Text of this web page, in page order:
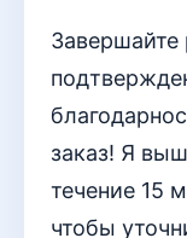
Завершайте
заказ! Я
течение 15
чтобы